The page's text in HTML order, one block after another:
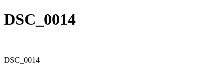
DSC_0014
DSC_0014